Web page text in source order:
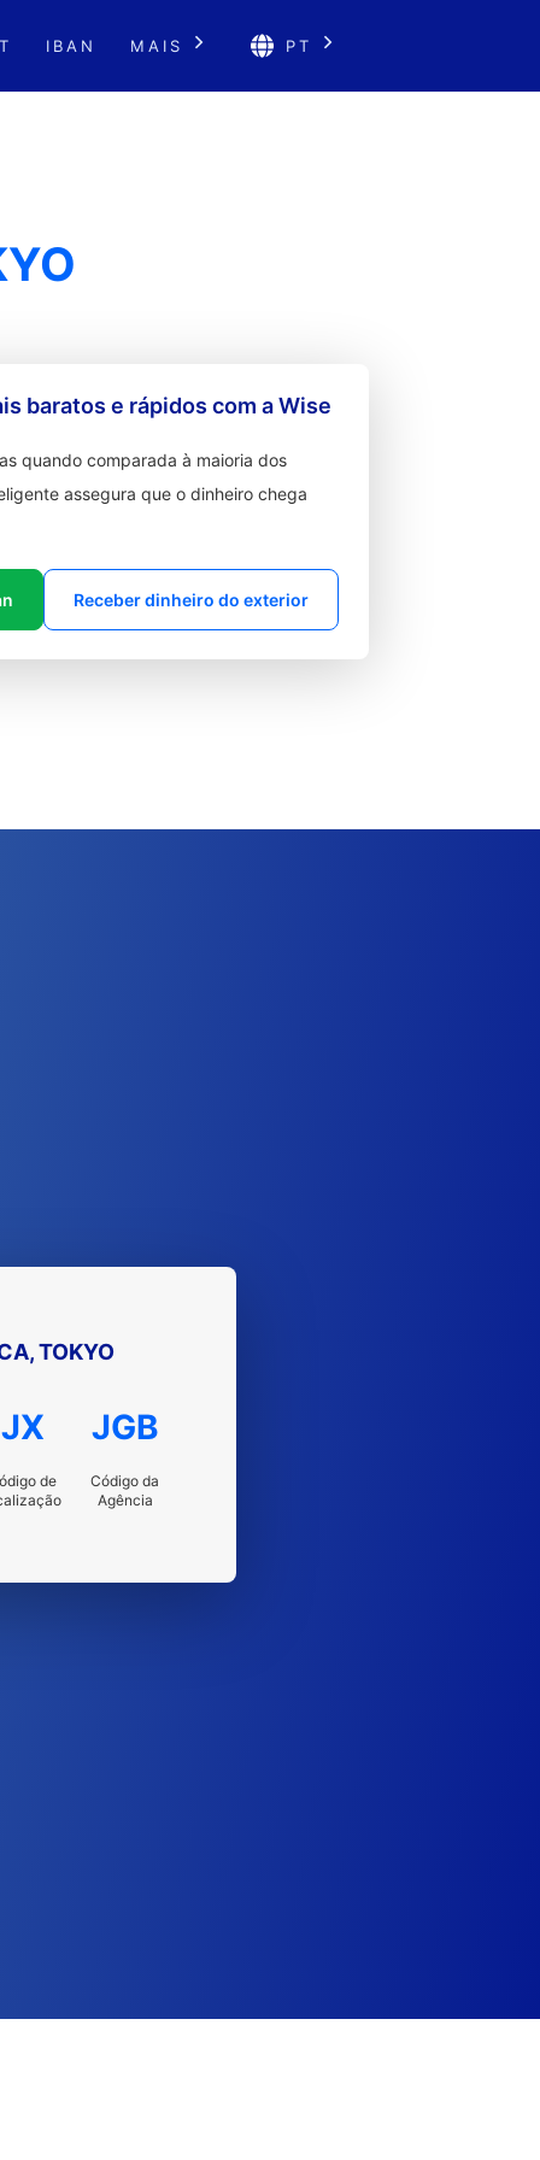
IBAN MAIS PT
baratos e rápidos com a Wise
quando comparada à maioria dos
assegura que o dinheiro chega
Receber dinheiro do exterior
TOKYO
JX
de
JGB
Código da
Agência